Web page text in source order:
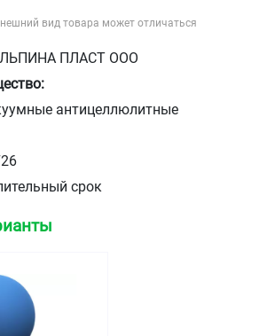
вид товара может отличаться
ПЛАСТ ООО
антицеллюлитные
срок